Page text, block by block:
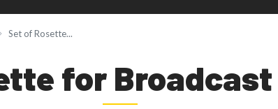
Set of Rosette...
for